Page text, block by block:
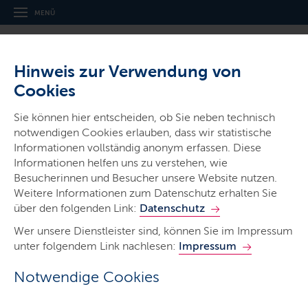
Hinweis zur Verwendung von
Cookies
Sie können hier entscheiden, ob Sie neben technisch
notwendigen Cookies erlauben, dass wir statistische
Informationen vollständig anonym erfassen. Diese
Informationen helfen uns zu verstehen, wie
Besucherinnen und Besucher unsere Website nutzen.
Weitere Informationen zum Datenschutz erhalten Sie
über den folgenden Link: Datenschutz
Wer unsere Dienstleister sind, können Sie im Impressum
unter folgendem Link nachlesen: Impressum
Notwendige Cookies
MENÜ
Landesbetrieb
Straßenbau und Verkehr
Schleswig-Holstein
Ministerien & Behörden
Start